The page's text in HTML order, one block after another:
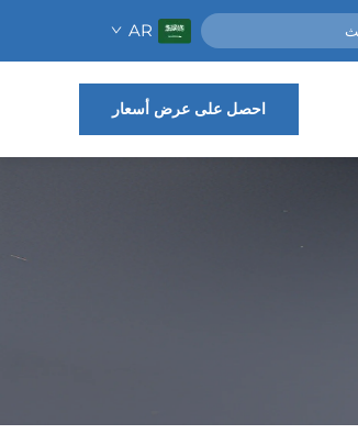
AR
احصل على عرض أسعار